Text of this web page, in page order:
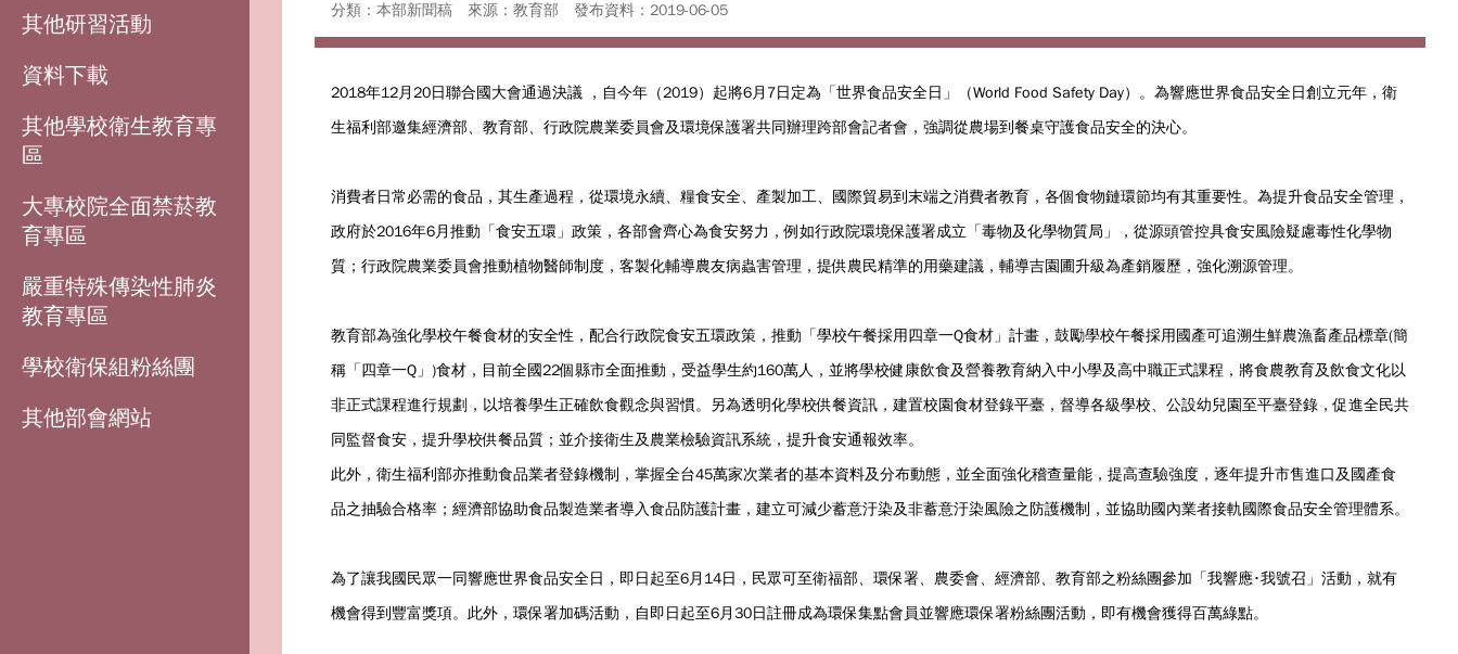
其他研習活動
資料下載
其他學校衛生教育專
區
大專校院全面禁菸教
育專區
嚴重特殊傳染性肺炎
教育專區
學校衛保組粉絲團
其他部會網站
分類：本部新聞稿 來源：教育部 發布資料：2019-06-05
2018年12月20日聯合國大會通過決議 ，自今年（2019）起將6月7日定為「世界食品安全日」（World Food Safety Day）。為響應世界食品安全日創立元年，衛
生福利部邀集經濟部、教育部、行政院農業委員會及環境保護署共同辦理跨部會記者會，強調從農場到餐桌守護食品安全的決心。
消費者日常必需的食品，其生產過程，從環境永續、糧食安全、產製加工、國際貿易到末端之消費者教育，各個食物鏈環節均有其重要性。為提升食品安全管理，
政府於2016年6月推動「食安五環」政策，各部會齊心為食安努力，例如行政院環境保護署成立「毒物及化學物質局」，從源頭管控具食安風險疑慮毒性化學物
質；行政院農業委員會推動植物醫師制度，客製化輔導農友病蟲害管理，提供農民精準的用藥建議，輔導吉園圃升級為產銷履歷，強化溯源管理。
教育部為強化學校午餐食材的安全性，配合行政院食安五環政策，推動「學校午餐採用四章一Q食材」計畫，鼓勵學校午餐採用國產可追溯生鮮農漁畜產品標章(簡
稱「四章一Q」)食材，目前全國22個縣市全面推動，受益學生約160萬人，並將學校健康飲食及營養教育納入中小學及高中職正式課程，將食農教育及飲食文化以
非正式課程進行規劃，以培養學生正確飲食觀念與習慣。另為透明化學校供餐資訊，建置校園食材登錄平臺，督導各級學校、公設幼兒園至平臺登錄，促進全民共
同監督食安，提升學校供餐品質；並介接衛生及農業檢驗資訊系統，提升食安通報效率。
此外，衛生福利部亦推動食品業者登錄機制，掌握全台45萬家次業者的基本資料及分布動態，並全面強化稽查量能，提高查驗強度，逐年提升市售進口及國產食
品之抽驗合格率；經濟部協助食品製造業者導入食品防護計畫，建立可減少蓄意汙染及非蓄意汙染風險之防護機制，並協助國內業者接軌國際食品安全管理體系。
為了讓我國民眾一同響應世界食品安全日，即日起至6月14日，民眾可至衛福部、環保署、農委會、經濟部、教育部之粉絲團參加「我響應･我號召」活動，就有
機會得到豐富獎項。此外，環保署加碼活動，自即日起至6月30日註冊成為環保集點會員並響應環保署粉絲團活動，即有機會獲得百萬綠點。